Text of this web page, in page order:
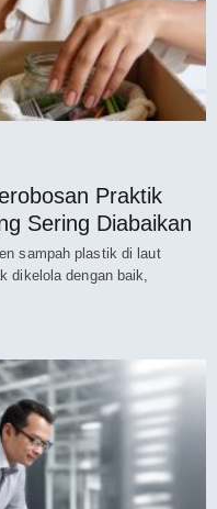
Praktik
Sering Diabaikan
sampah plastik di laut
dikelola dengan baik,